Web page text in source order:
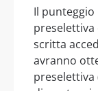
Il
preselettiva
scritta
avranno